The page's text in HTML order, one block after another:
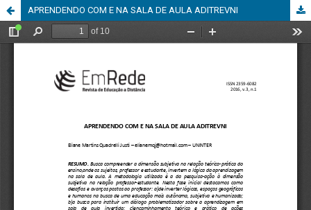
APRENDENDO COM E NA SALA DE AULA ADITREVNI